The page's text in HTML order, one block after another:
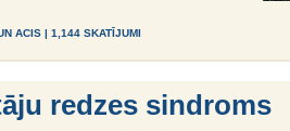
ACIS | 1,144 SKATĪJUMI
redzes sindroms